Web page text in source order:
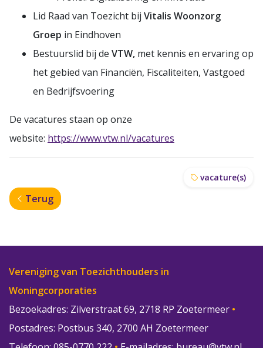
Lid Raad van Toezicht bij Vitalis Woonzorg
Groep in Eindhoven
Bestuurslid bij de VTW, met kennis en ervaring op
het gebied van Financiën, Fiscaliteiten, Vastgoed
en Bedrijfsvoering
De vacatures staan op onze
website: https://www.vtw.nl/vacatures
vacature(s)
Terug
Vereniging van Toezichthouders in
Woningcorporaties
Bezoekadres: Zilverstraat 69, 2718 RP Zoetermeer •
Postadres: Postbus 340, 2700 AH Zoetermeer